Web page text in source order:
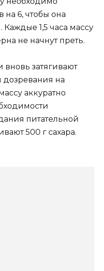
на 6, чтобы она
1,5 часа массу
не начнут преть.
вновь затягивают
дозревания на
аккуратно
питательной
500 г сахара.